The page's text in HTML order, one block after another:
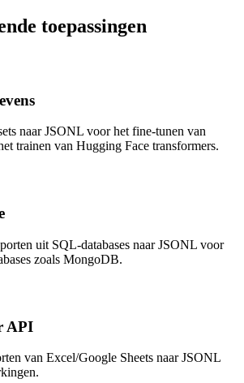
toepassingen
naar JSONL voor het fine-tunen van
trainen van Hugging Face transformers.
uit SQL-databases naar JSONL voor
zoals MongoDB.
API
van Excel/Google Sheets naar JSONL